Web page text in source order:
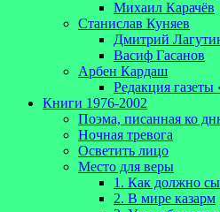
Михаил Карачёв
Станислав Куняев
Дмитрий
Васиф Гасанов
Арбен Кардаш
Редакция
Книги 1976-2002
Поэма, писанная ко
Ночная тревога
Осветить лицо
Место для веры
1. Как должно
2. В мире казарм